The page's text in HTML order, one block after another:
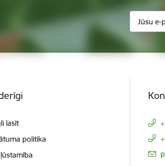
lasīt
politika